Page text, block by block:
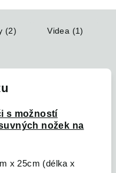
(2) Videa (1)
s možností
nožek na
x 25cm (délka x